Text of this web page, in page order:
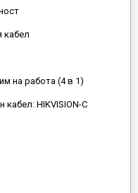
кабел
на работа (4 в 1)
HIKVISION-C